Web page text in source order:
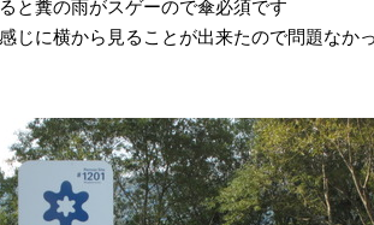
と糞の雨がスゲーので傘必須です
じに横から見ることが出来たので問題なか